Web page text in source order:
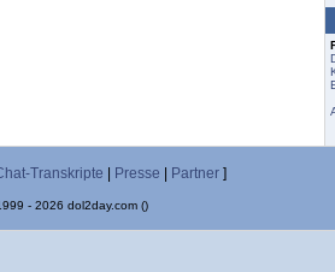
Transkripte Presse Partner ]
- 2026 dol2day.com ()